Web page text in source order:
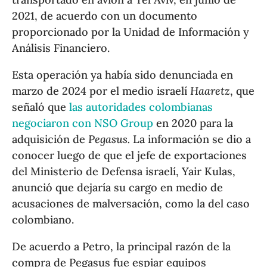
2021, de acuerdo con un documento
proporcionado por la Unidad de Información y
Análisis Financiero.
Esta operación ya había sido denunciada en
marzo de 2024 por el medio israelíHaaretz, que
señaló quelas autoridades colombianas
negociaron con NSO Group en 2020 para la
adquisición dePegasus. La información se dio a
conocer luego de que el jefe de exportaciones
del Ministerio de Defensa israelí, Yair Kulas,
anunció que dejaría su cargo en medio de
acusaciones de malversación, como la del caso
colombiano.
De acuerdo a Petro, la principal razón de la
compra de Pegasus fue espiar equipos